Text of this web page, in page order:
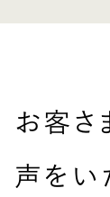
お客さ
声をい